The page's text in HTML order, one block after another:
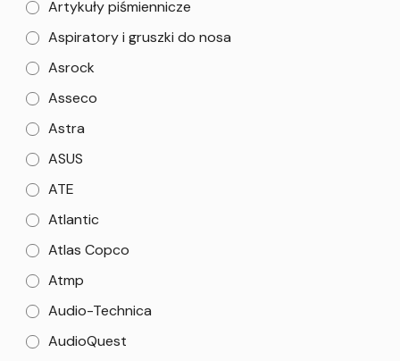
Artykuły piśmiennicze
Aspiratory i gruszki do nosa
Asrock
Asseco
Astra
ASUS
ATE
Atlantic
Atlas Copco
Atmp
Audio-Technica
AudioQuest